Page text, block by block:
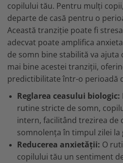
copilului tău. Pentru mulți
departe de casă pentru o
Această tranziție poate fi
adecvat poate amplifica
de somn bine stabilită va ajuta
mai bine acestei tranziții,
predictibilitate într-o perioadă
Reglarea ceasului biologic:
rutine stricte de somn,
intern, facilitând trezirea de
somnolența în timpul zilei la
Reducerea anxietății: O
copilului tău un sentiment